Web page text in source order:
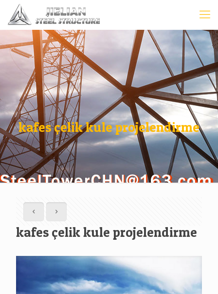
kafes çelik kule projelendirme
kafes çelik kule projelendirme